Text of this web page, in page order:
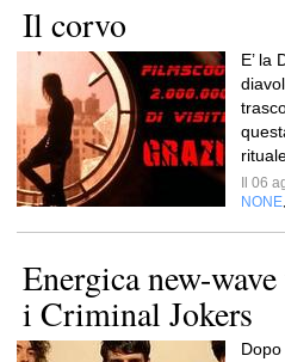
Il corvo
E’ la
Il 06
NONE
Energica new-
i Criminal Jokers